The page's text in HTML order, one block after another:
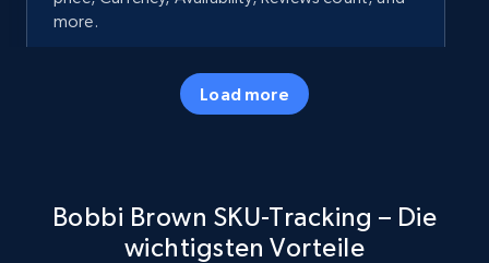
more.
5.7K+ Jetzt anfangen
specific keywords
Title, Seller name, Brand, Description, Initial
Load more
Bobbi Brown SKU-Tracking – Die
wichtigsten Vorteile